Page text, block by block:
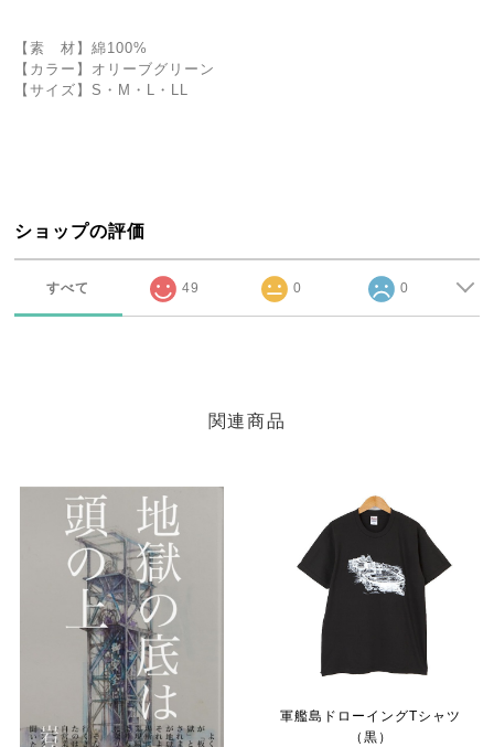
【素 材】綿100%
【カラー】オリーブグリーン
【サイズ】S・M・L・LL
ショップの評価
すべて 49 0 0
関連商品
軍艦島ドローイングTシャツ
（黒）